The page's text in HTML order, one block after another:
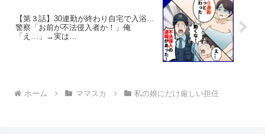
【第３話】30連勤が終わり自宅で入浴…
警察「お前が不法侵入者か！」俺
「え…」→実は…
ホーム ママスカ 私の娘にだけ厳しい担任